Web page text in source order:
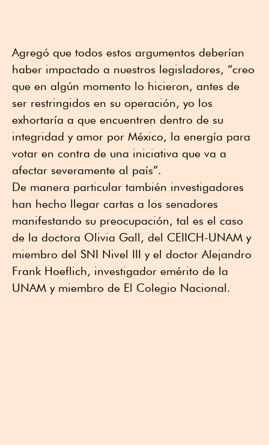
Agregó que todos estos argumentos deberían
haber impactado a nuestros legisladores, “creo
que en algún momento lo hicieron, antes de
ser restringidos en su operación, yo los
exhortaría a que encuentren dentro de su
integridad y amor por México, la energía para
votar en contra de una iniciativa que va a
afectar severamente al país”.
De manera particular también investigadores
han hecho llegar cartas a los senadores
manifestando su preocupación, tal es el caso
de la doctora Olivia Gall, del CEIICH-UNAM y
miembro del SNI Nivel III y el doctor Alejandro
Frank Hoeflich, investigador emérito de la
UNAM y miembro de El Colegio Nacional.